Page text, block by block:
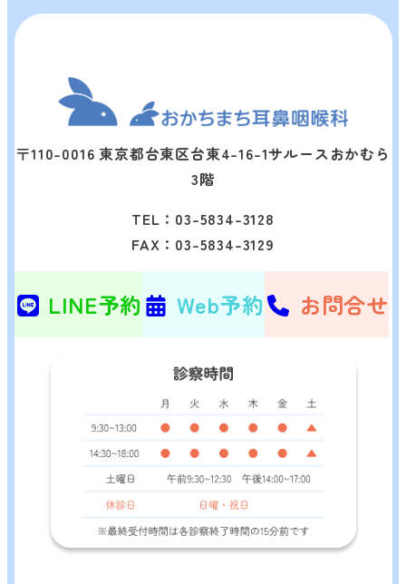
〒110-0016 東京都台東区台東4-16-1サルースおかむら
3階
TEL：03-5834-3128
FAX：03-5834-3129
LINE予約 Web予約 お問合せ